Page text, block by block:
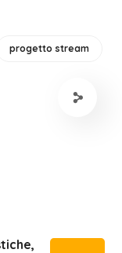
progetto stream